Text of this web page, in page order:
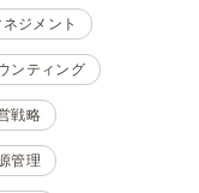
ジメント
ンティング
戦略
管理